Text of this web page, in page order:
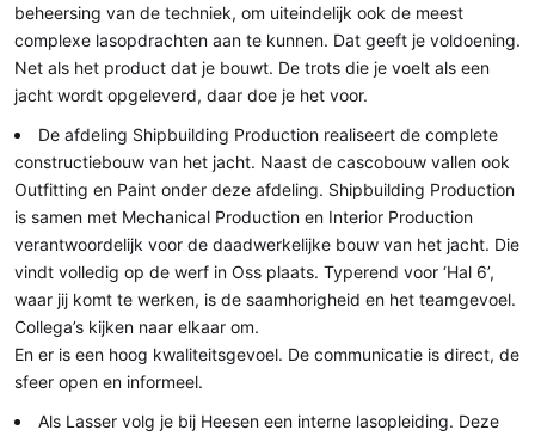
beheersing van de techniek, om uiteindelijk ook de meest
complexe lasopdrachten aan te kunnen. Dat geeft je voldoening.
Net als het product dat je bouwt. De trots die je voelt als een
jacht wordt opgeleverd, daar doe je het voor.
De afdeling Shipbuilding Production realiseert de complete
constructiebouw van het jacht. Naast de cascobouw vallen ook
Outfitting en Paint onder deze afdeling. Shipbuilding Production
is samen met Mechanical Production en Interior Production
verantwoordelijk voor de daadwerkelijke bouw van het jacht. Die
vindt volledig op de werf in Oss plaats. Typerend voor ‘Hal 6’,
waar jij komt te werken, is de saamhorigheid en het teamgevoel.
Collega’s kijken naar elkaar om.
En er is een hoog kwaliteitsgevoel. De communicatie is direct, de
sfeer open en informeel.
Als Lasser volg je bij Heesen een interne lasopleiding. Deze